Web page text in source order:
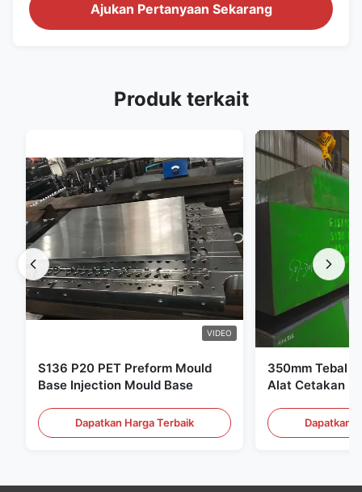
Ajukan Pertanyaan Sekarang
Produk terkait
VIDEO
S136 P20 PET Preform Mould
Base Injection Mould Base
Dapatkan Harga Terbaik
350mm Tebal
Alat Cetakan
Dapatkan